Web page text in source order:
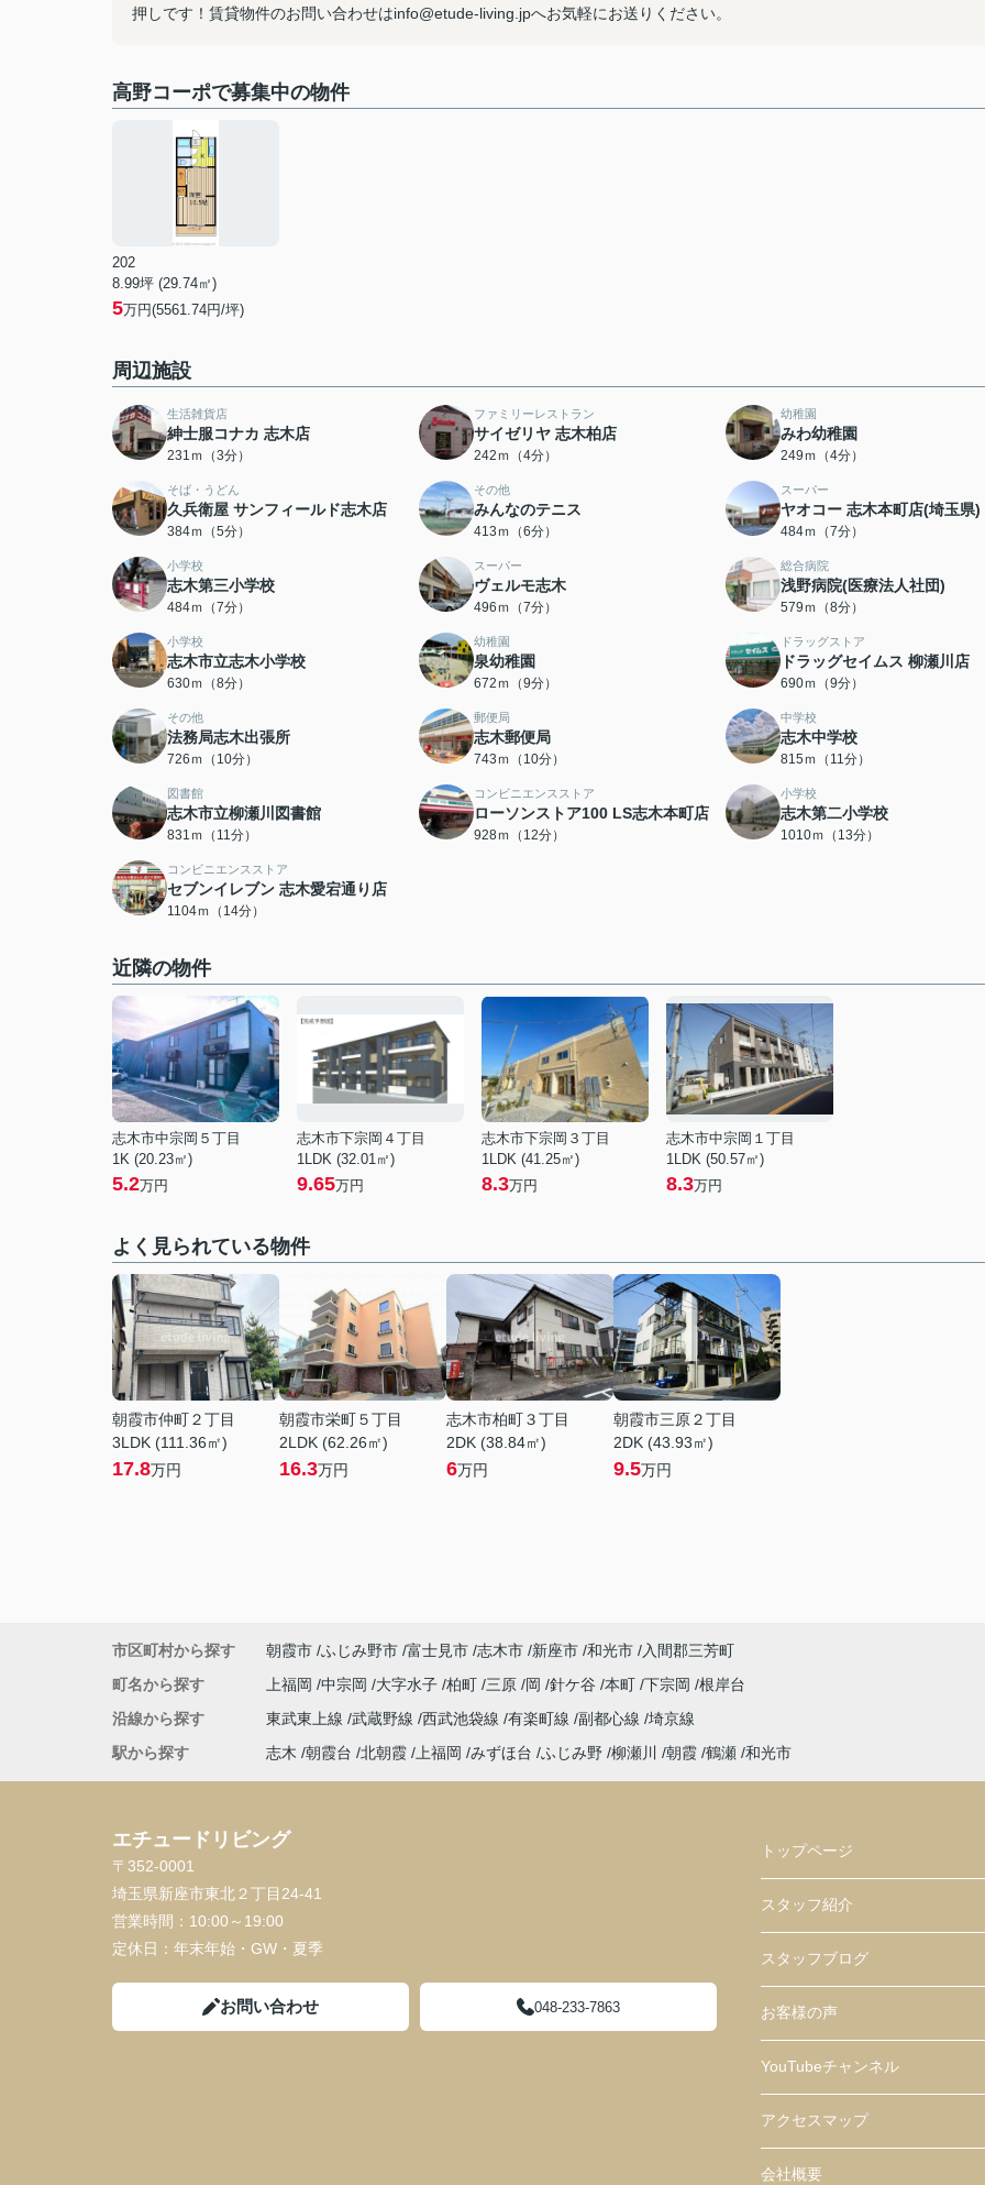
押しです！賃貸物件のお問い合わせはinfo@etude-living.jpへお気軽にお送りください。
高野コーポで募集中の物件
202
8.99坪 (29.74㎡)
5万円(5561.74円/坪)
周辺施設
生活雑貨店
紳士服コナカ 志木店
231ｍ（3分）
ファミリーレストラン
サイゼリヤ 志木柏店
242ｍ（4分）
幼稚園
みわ幼稚園
249ｍ（4分）
そば・うどん
久兵衛屋 サンフィールド志木店
384ｍ（5分）
その他
みんなのテニス
413ｍ（6分）
スーパー
ヤオコー 志木本町店(埼玉県)
484ｍ（7分）
小学校
志木第三小学校
484ｍ（7分）
スーパー
ヴェルモ志木
496ｍ（7分）
総合病院
浅野病院(医療法人社団)
579ｍ（8分）
小学校
志木市立志木小学校
630ｍ（8分）
幼稚園
泉幼稚園
672ｍ（9分）
ドラッグストア
ドラッグセイムス 柳瀬川店
690ｍ（9分）
その他
法務局志木出張所
726ｍ（10分）
郵便局
志木郵便局
743ｍ（10分）
中学校
志木中学校
815ｍ（11分）
図書館
志木市立柳瀬川図書館
831ｍ（11分）
コンビニエンスストア
ローソンストア100 LS志木本町店
928ｍ（12分）
小学校
志木第二小学校
1010ｍ（13分）
コンビニエンスストア
セブンイレブン 志木愛宕通り店
1104ｍ（14分）
近隣の物件
志木市中宗岡５丁目
1K (20.23㎡)
5.2万円
志木市下宗岡４丁目
1LDK (32.01㎡)
9.65万円
志木市下宗岡３丁目
1LDK (41.25㎡)
8.3万円
志木市中宗岡１丁目
1LDK (50.57㎡)
8.3万円
よく見られている物件
朝霞市仲町２丁目
3LDK (111.36㎡)
17.8万円
朝霞市栄町５丁目
2LDK (62.26㎡)
16.3万円
志木市柏町３丁目
2DK (38.84㎡)
6万円
朝霞市三原２丁目
2DK (43.93㎡)
9.5万円
市区町村から探す 朝霞市 ふじみ野市 富士見市 志木市 新座市 和光市
入間郡三芳町
町名から探す
上福岡 中宗岡 大字水子 柏町 三原 岡 針ケ谷 本町 下宗岡
根岸台
沿線から探す
東武東上線 武蔵野線 西武池袋線 有楽町線 副都心線 埼京線
駅から探す
志木 朝霞台 北朝霞 上福岡 みずほ台 ふじみ野 柳瀬川 朝霞 鶴瀬 和光市
エチュードリビング
〒352-0001
埼玉県新座市東北２丁目24-41
営業時間： 10:00～19:00
定休日： 年末年始・GW・夏季
お問い合わせ 048-233-7863
トップページ
スタッフ紹介
スタッフブログ
お客様の声
YouTubeチャンネル
アクセスマップ
会社概要